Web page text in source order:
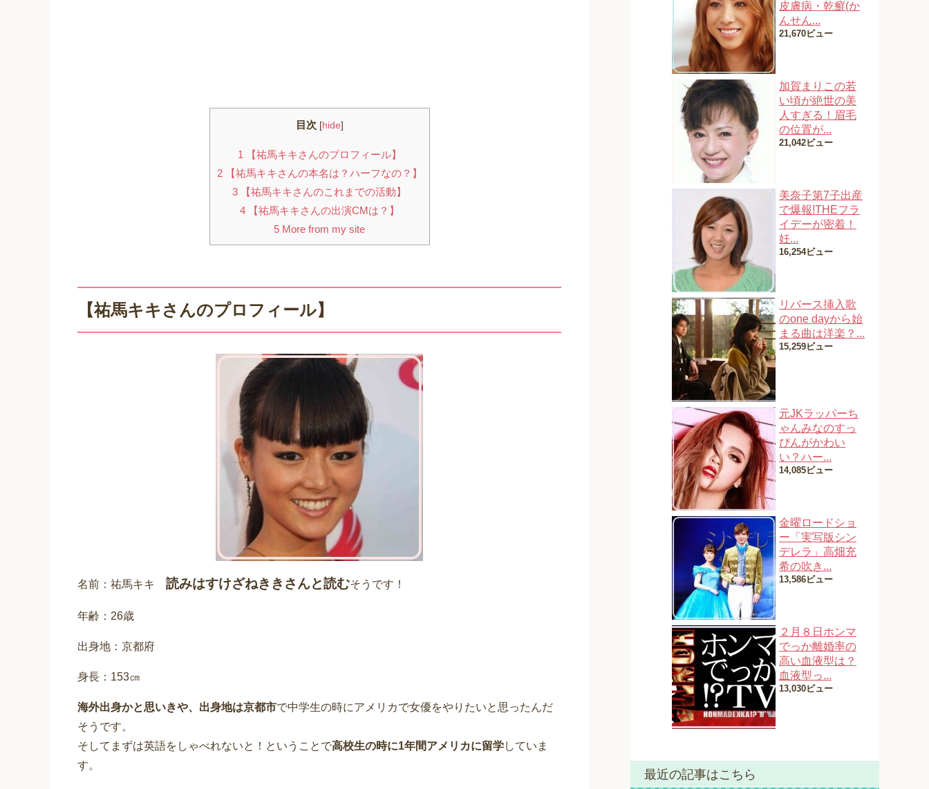
目次 [hide]
1 【祐馬キキさんのプロフィール】
2【祐馬キキさんの本名は？ハーフなの？】
3 【祐馬キキさんのこれまでの活動】
4【祐馬キキさんの出演CMは？】
5 More from my site
【祐馬キキさんのプロフィール】
名前：祐馬キキ 読みはすけざねききさんと読むそうです！
年齢：26歳
出身地：京都府
身長：153㎝
海外出身かと思いきや、出身地は京都市で中学生の時にアメリカで女優をやりたいと思ったんだ
そうです。
そしてまずは英語をしゃべれないと！ということで高校生の時に1年間アメリカに留学していま
す。
皮膚病・乾癬(か
んせん...
21,670ビュー
加賀まりこの若
い頃が絶世の美
人すぎる！眉毛
の位置が...
21,042ビュー
美奈子第7子出産
で爆報!THEフラ
イデーが密着！
妊...
16,254ビュー
リバース挿入歌
のone dayから始
まる曲は洋楽？...
15,259ビュー
元JKラッパーち
ゃんみなのすっ
ぴんがかわい
い？ハー...
14,085ビュー
金曜ロードショ
ー「実写版シン
デレラ」高畑充
希の吹き...
13,586ビュー
２月８日ホンマ
でっか離婚率の
高い血液型は？
血液型っ...
13,030ビュー
最近の記事はこちら